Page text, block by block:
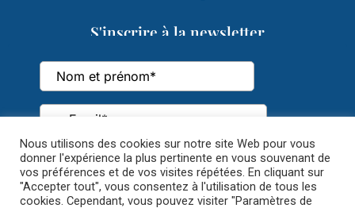
S'inscrire à la newsletter
Nous utilisons des cookies sur notre site Web pour vous
donner l'expérience la plus pertinente en vous souvenant de
vos préférences et de vos visites répétées. En cliquant sur
"Accepter tout", vous consentez à l'utilisation de tous les
cookies. Cependant, vous pouvez visiter "Paramètres de